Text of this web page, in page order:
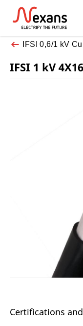
IFSI 0,6/1 kV
IFSI 1 kV
Certifications